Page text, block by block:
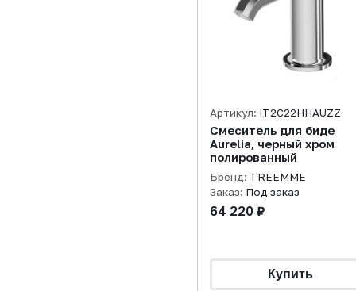
Артикул: IT2C22HHAUZZ
Смеситель для биде
Aurelia, черный хром
полированный
Бренд: TREEMME
Заказ: Под заказ
64 220 ₽